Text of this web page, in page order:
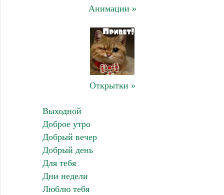
Анимации »
Открытки »
Выходной
Доброе утро
Добрый вечер
Добрый день
Для тебя
Дни недели
Люблю тебя